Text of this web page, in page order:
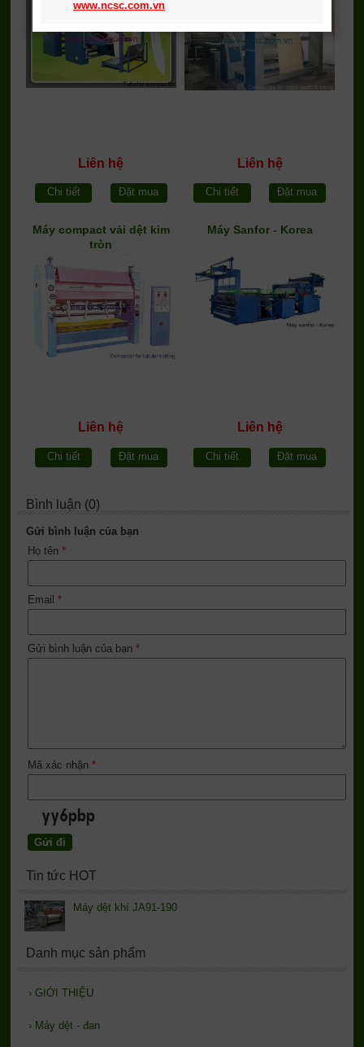
Liên hệ
Chi tiết Đặt mua
Liên hệ
Chi tiết Đặt mua
Máy compact vải dệt kim
tròn
Liên hệ
Chi tiết Đặt mua
Máy Sanfor - Korea
Liên hệ
Chi tiết Đặt mua
Bình luận (0)
Gửi bình luận của bạn
Họ tên *
Email *
Gửi bình luận của bạn *
Mã xác nhận *
Tin tức HOT
Máy dệt khí JA91-190
Danh mục sản phẩm
› GIỚI THIỆU
› Máy dệt - đan
www.ncsc.com.vn